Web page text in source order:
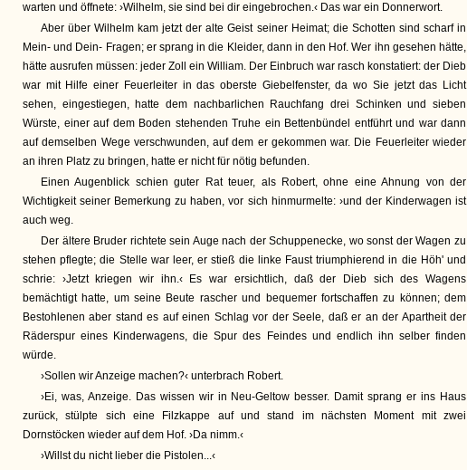
warten und öffnete: ›Wilhelm, sie sind bei dir eingebrochen.‹ Das war ein Donnerwort.
Aber über Wilhelm kam jetzt der alte Geist seiner Heimat; die Schotten sind scharf in
Mein- und Dein- Fragen; er sprang in die Kleider, dann in den Hof. Wer ihn gesehen hätte,
hätte ausrufen müssen: jeder Zoll ein William. Der Einbruch war rasch konstatiert: der Dieb
war mit Hilfe einer Feuerleiter in das oberste Giebelfenster, da wo Sie jetzt das Licht
sehen, eingestiegen, hatte dem nachbarlichen Rauchfang drei Schinken und sieben
Würste, einer auf dem Boden stehenden Truhe ein Bettenbündel entführt und war dann
auf demselben Wege verschwunden, auf dem er gekommen war. Die Feuerleiter wieder
an ihren Platz zu bringen, hatte er nicht für nötig befunden.
Einen Augenblick schien guter Rat teuer, als Robert, ohne eine Ahnung von der
Wichtigkeit seiner Bemerkung zu haben, vor sich hinmurmelte: ›und der Kinderwagen ist
auch weg.
Der ältere Bruder richtete sein Auge nach der Schuppenecke, wo sonst der Wagen zu
stehen pflegte; die Stelle war leer, er stieß die linke Faust triumphierend in die Höh' und
schrie: ›Jetzt kriegen wir ihn.‹ Es war ersichtlich, daß der Dieb sich des Wagens
bemächtigt hatte, um seine Beute rascher und bequemer fortschaffen zu können; dem
Bestohlenen aber stand es auf einen Schlag vor der Seele, daß er an der Apartheit der
Räderspur eines Kinderwagens, die Spur des Feindes und endlich ihn selber finden
würde.
›Sollen wir Anzeige machen?‹ unterbrach Robert.
›Ei, was, Anzeige. Das wissen wir in Neu-Geltow besser. Damit sprang er ins Haus
zurück, stülpte sich eine Filzkappe auf und stand im nächsten Moment mit zwei
Dornstöcken wieder auf dem Hof. ›Da nimm.‹
›Willst du nicht lieber die Pistolen...‹